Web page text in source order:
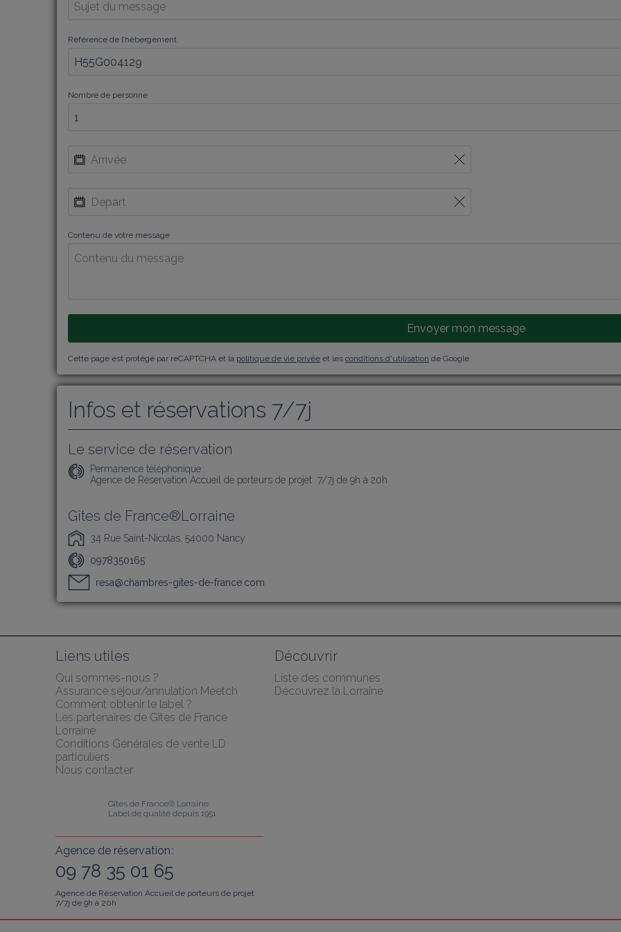
Référence de l’hébergement
Nombre de personne
Contenu de votre message
Envoyer mon message
Cette page est protégé par reCAPTCHA et la politique de vie privée et les conditions d'utilisation de Google.
Infos et réservations 7/7j
Le service de réservation
Permanence téléphonique :
Agence de Réservation Accueil de porteurs de projet  7/7j de 9h à 20h
Gîtes de France®Lorraine
34 Rue Saint-Nicolas, 54000 Nancy
0978350165
resa@chambres-gites-de-france.com
Liens utiles
Qui sommes-nous ?
Assurance séjour/annulation Meetch
Comment obtenir le label ?
Les partenaires de Gîtes de France
Lorraine
Conditions Générales de vente LD
particuliers
Nous contacter
Découvrir
Liste des communes
Découvrez la Lorraine
Gîtes de France® Lorraine
Label de qualité depuis 1951
Agence de réservation :
09 78 35 01 65
Agence de Réservation Accueil de porteurs de projet
7/7j de 9h à 20h